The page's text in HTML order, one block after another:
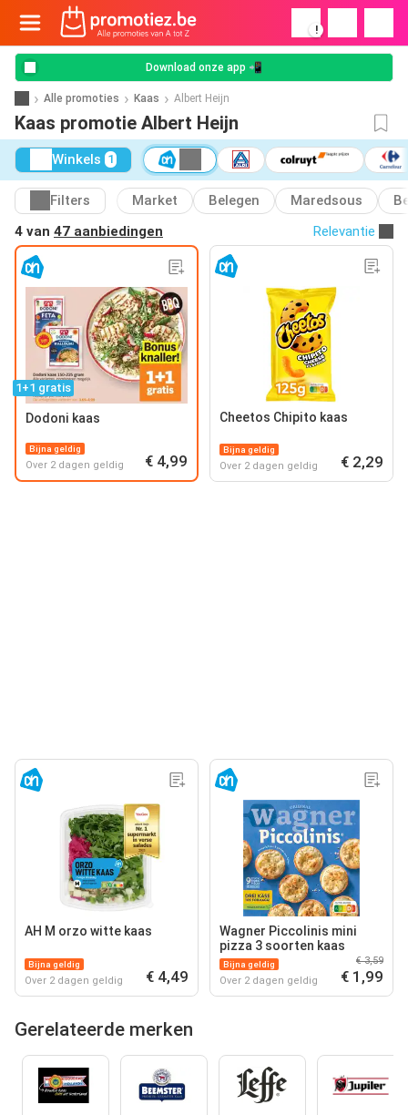
!
Download onze app 📲
Alle promoties Kaas Albert Heijn
Kaas promotie Albert Heijn
Winkels 1
Filters Market Belegen Maredsous
4 van 47 aanbiedingen Relevantie
1+1 gratis
Dodoni kaas
Bijna geldig
Over 2 dagen geldig € 4,99
Cheetos Chipito kaas
Bijna geldig
Over 2 dagen geldig € 2,29
AH M orzo witte kaas
Bijna geldig
Over 2 dagen geldig € 4,49
Wagner Piccolinis mini
pizza 3 soorten kaas
Bijna geldig
Over 2 dagen geldig
€ 3,59
€ 1,99
Gerelateerde merken